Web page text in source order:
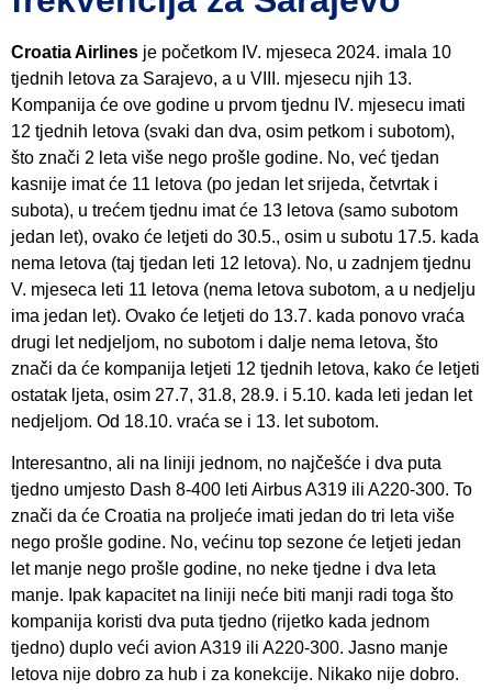
Croatia Airlines je početkom IV. mjeseca 2024. imala 10
tjednih letova za Sarajevo, a u VIII. mjesecu njih 13.
Kompanija će ove godine u prvom tjednu IV. mjesecu imati
12 tjednih letova (svaki dan dva, osim petkom i subotom),
što znači 2 leta više nego prošle godine. No, već tjedan
kasnije imat će 11 letova (po jedan let srijeda, četvrtak i
subota), u trećem tjednu imat će 13 letova (samo subotom
jedan let), ovako će letjeti do 30.5., osim u subotu 17.5. kada
nema letova (taj tjedan leti 12 letova). No, u zadnjem tjednu
V. mjeseca leti 11 letova (nema letova subotom, a u nedjelju
ima jedan let). Ovako će letjeti do 13.7. kada ponovo vraća
drugi let nedjeljom, no subotom i dalje nema letova, što
znači da će kompanija letjeti 12 tjednih letova, kako će letjeti
ostatak ljeta, osim 27.7, 31.8, 28.9. i 5.10. kada leti jedan let
nedjeljom. Od 18.10. vraća se i 13. let subotom.
Interesantno, ali na liniji jednom, no najčešće i dva puta
tjedno umjesto Dash 8-400 leti Airbus A319 ili A220-300. To
znači da će Croatia na proljeće imati jedan do tri leta više
nego prošle godine. No, većinu top sezone će letjeti jedan
let manje nego prošle godine, no neke tjedne i dva leta
manje. Ipak kapacitet na liniji neće biti manji radi toga što
kompanija koristi dva puta tjedno (rijetko kada jednom
tjedno) duplo veći avion A319 ili A220-300. Jasno manje
letova nije dobro za hub i za konekcije. Nikako nije dobro.